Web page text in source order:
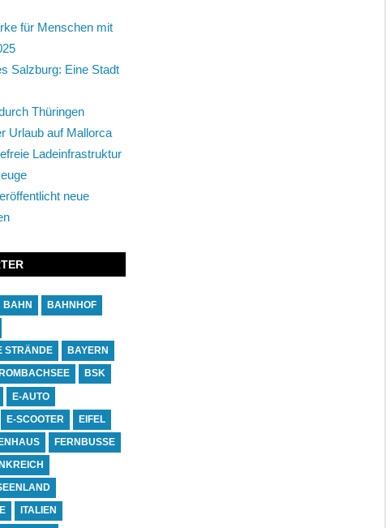
für Menschen mit
Salzburg: Eine Stadt
Thüringen
Urlaub auf Mallorca
Ladeinfrastruktur
neue
BAHN BAHNHOF
STRÄNDE BAYERN
BSK
E-AUTO
E-SCOOTER EIFEL
FERNBUSSE
ITALIEN